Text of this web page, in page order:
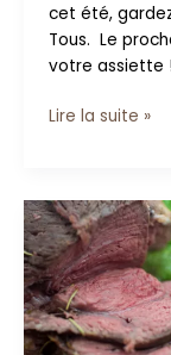
cet été,
Tous. Le
votre assiette !
Lire la suite »
Comment
bien
cuire
un
steak
de